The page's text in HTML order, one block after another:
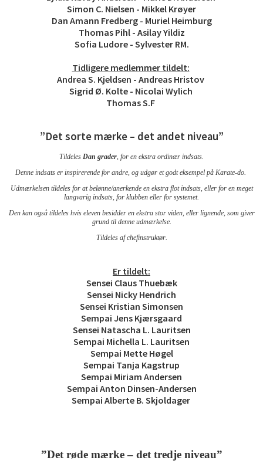
Simon C. Nielsen - Mikkel Krøyer
Dan Amann Fredberg - Muriel Heimburg
Thomas Pihl - Asilay Yildiz
Sofia Ludore - Sylvester RM.
Tidligere medlemmer tildelt:
Andrea S. Kjeldsen - Andreas Hristov
Sigrid Ø. Kolte - Nicolai Wylich
Thomas S.F
”Det sorte mærke – det andet niveau”
Tildeles Dan grader, for en ekstra ordinær indsats.
Denne indsats er inspirerende for andre, og udgør et godt eksempel på Karate-do.
Udmærkelsen tildeles for at belønne/anerkende en ekstra flot indsats, eller for en meget
langvarig indsats, for klubben eller for systemet.
Den kan også tildeles hvis eleven besidder en ekstra stor viden, eller lignende, som giver
grund til denne udmærkelse.
Tildeles af chefinstruktør.
Er tildelt:
Sensei Claus Thuebæk
Sensei Nicky Hendrich
Sensei Kristian Simonsen
Sempai Jens Kjærsgaard
Sensei Natascha L. Lauritsen
Sempai Michella L. Lauritsen
Sempai Mette Høgel
Sempai Tanja Kagstrup
Sempai Miriam Andersen
Sempai Anton Dinsen-Andersen
Sempai Alberte B. Skjoldager
”Det røde mærke – det tredje niveau”